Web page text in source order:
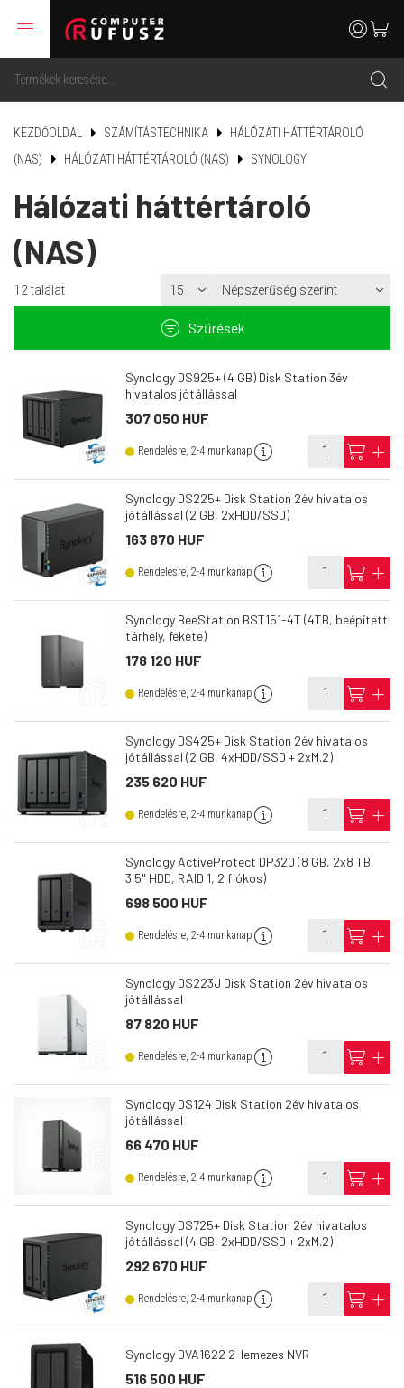
menu
search
usercart
KEZDŐOLDAL SZÁMÍTÁSTECHNIKA
HÁLÓZATI HÁTTÉRTÁROLÓ
(NAS)
HÁLÓZATI HÁTTÉRTÁROLÓ (NAS) SYNOLOGY
Hálózati háttértároló
(NAS)
12 találat
filter Szűrések
Synology DS925+ (4 GB) Disk Station 3év
hivatalos jótállással
307 050 HUF
Rendelésre, 2-4 munkanap info cart add
Synology DS225+ Disk Station 2év hivatalos
jótállással (2 GB, 2xHDD/SSD)
163 870 HUF
Rendelésre, 2-4 munkanap info cart add
Synology BeeStation BST151-4T (4TB, beépített
tárhely, fekete)
178 120 HUF
Rendelésre, 2-4 munkanap info cart add
Synology DS425+ Disk Station 2év hivatalos
jótállással (2 GB, 4xHDD/SSD + 2xM.2)
235 620 HUF
Rendelésre, 2-4 munkanap info cart add
Synology ActiveProtect DP320 (8 GB, 2x8 TB
3.5" HDD, RAID 1, 2 fiókos)
698 500 HUF
Rendelésre, 2-4 munkanap info cart add
Synology DS223J Disk Station 2év hivatalos
jótállással
87 820 HUF
Rendelésre, 2-4 munkanap info cart add
Synology DS124 Disk Station 2év hivatalos
jótállással
66 470 HUF
Rendelésre, 2-4 munkanap info cart add
Synology DS725+ Disk Station 2év hivatalos
jótállással (4 GB, 2xHDD/SSD + 2xM.2)
292 670 HUF
Rendelésre, 2-4 munkanap info cart add
Synology DVA1622 2-lemezes NVR
516 500 HUF